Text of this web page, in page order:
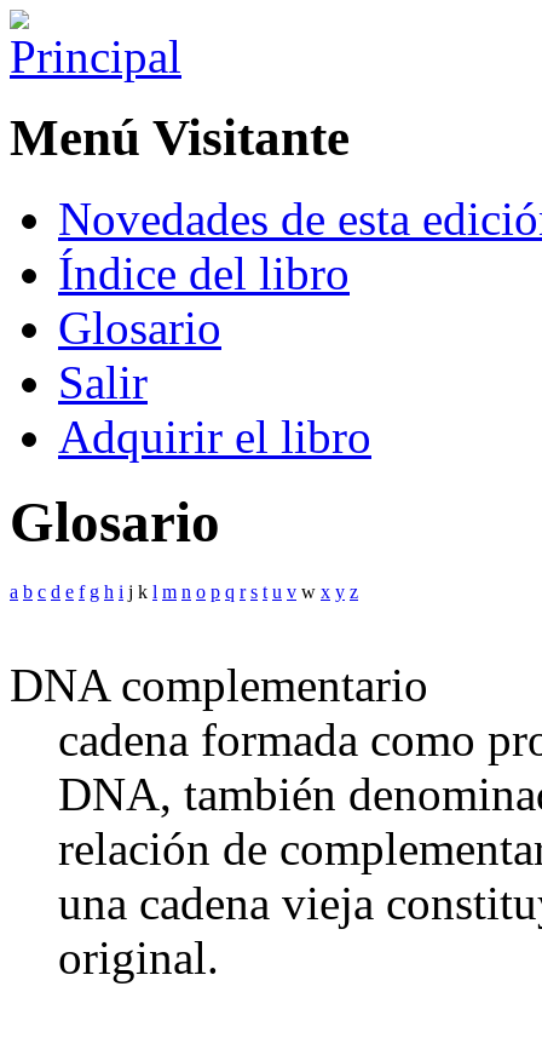
Menú Visitante
Novedades de esta
Índice del libro
Glosario
Salir
Adquirir el libro
Glosario
a b c d e f g h i j k l m n o p q r s t u v w x y z
DNA complementario
cadena formada como
DNA, también
relación de
una cadena vieja
original.